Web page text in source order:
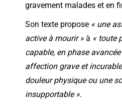
gravement malades et en
Son texte propose « une
active à mourir » à « toute
capable, en phase
affection grave et
douleur physique ou une
insupportable ».